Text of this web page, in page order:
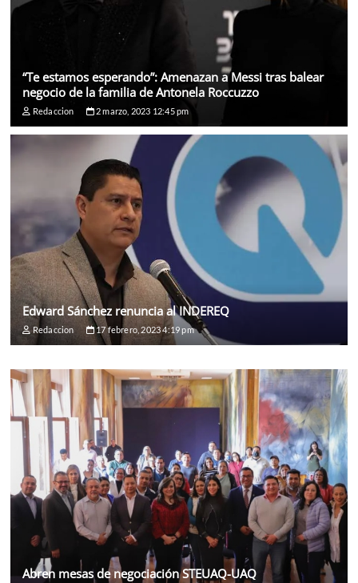
“Te estamos esperando”: Amenazan a Messi tras balear
negocio de la familia de Antonela Roccuzzo
Redaccion 2 marzo, 2023 12:45 pm
Edward Sánchez renuncia al INDEREQ
Redaccion 17 febrero, 2023 4:19 pm
Abren mesas de negociación STEUAQ-UAQ